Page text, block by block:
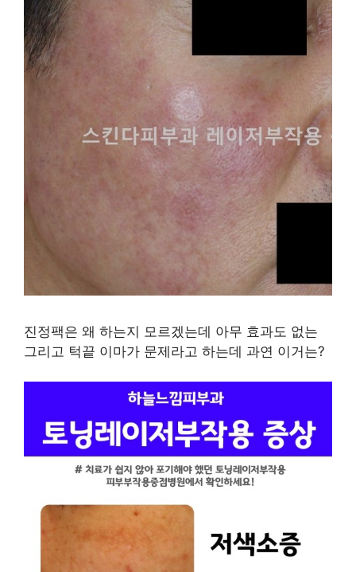
진정팩은 왜 하는지 모르겠는데 아무 효과도 없는
그리고 턱끝 이마가 문제라고 하는데 과연 이거는?